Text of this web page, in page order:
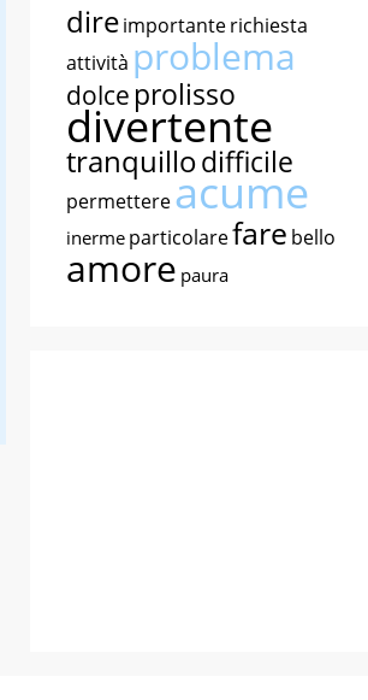
direimportanterichiesta
attività problema
dolce prolisso
divertente
tranquillodifficile
permettereacume
inerme particolarefare bello
amore paura